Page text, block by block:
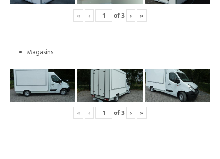
« ‹ of3 › »
Magasins
« ‹ of3 › »